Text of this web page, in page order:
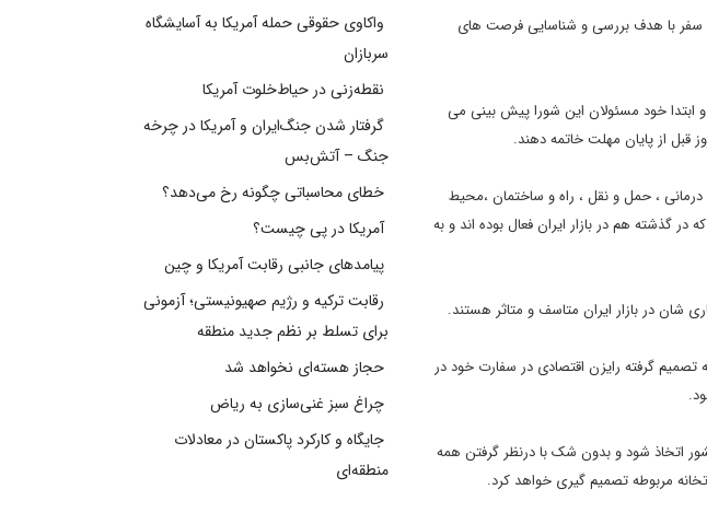
داشت، افزود: این سفر با هدف بررسی و شناسایی فرصت های
ابتدا خود مسئولان این شورا پیش بینی می
، حمل و نقل ، راه و ساختمان ،محیط
هم در بازار ایران فعال بوده اند و به
در بازار ایران متاسف و متاثر هستند.
تصمیم گرفته رایزن اقتصادی در سفارت خود در
اتخاذ شود و بدون شک با درنظر گرفتن همه
مربوطه تصمیم گیری خواهد کرد.
واکاوی حقوقی حمله آمریکا به آسایشگاه
سربازان
نقطه‌زنی در حیاط‌خلوت آمریکا
گرفتار شدن جنگ‌ایران و آمریکا در چرخه
جنگ – آتش‌بس
خطای محاسباتی چگونه رخ می‌دهد؟
آمریکا در پی چیست؟
پیامدهای جانبی رقابت آمریکا و چین
رقابت ترکیه و رژیم صهیونیستی؛ آزمونی
برای تسلط بر نظم جدید منطقه
حجاز هسته‌ای نخواهد شد
چراغ سبز غنی‌سازی به ریاض
جایگاه و کارکرد پاکستان در معادلات
منطقه‌ای